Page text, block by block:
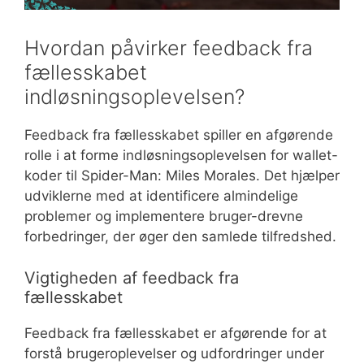
Hvordan påvirker feedback fra
fællesskabet
indløsningsoplevelsen?
Feedback fra fællesskabet spiller en afgørende
rolle i at forme indløsningsoplevelsen for wallet-
koder til Spider-Man: Miles Morales. Det hjælper
udviklerne med at identificere almindelige
problemer og implementere bruger-drevne
forbedringer, der øger den samlede tilfredshed.
Vigtigheden af feedback fra
fællesskabet
Feedback fra fællesskabet er afgørende for at
forstå brugeroplevelser og udfordringer under